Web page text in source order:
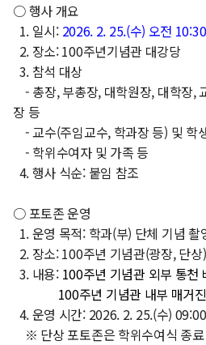
○ 행사 개요
1. 일시: 2026. 2. 25.(수) 오전
2. 장소: 100주년기념관 대강당
3. 참석 대상
- 총장, 부총장, 대학원장, 대학장,
장 등
-교수(주임교수, 학과장 등) 및 학
- 학위수여자 및 가족 등
4. 행사 식순: 붙임 참조
○ 포토존 운영
1. 운영 목적: 학과(부) 단체 기념 촬
2. 장소: 100주년 기념관(광장, 단상)
3. 내용: 100주년 기념관 외부 통천
100주년 기념관 내부 매거진
4. 운영 시간: 2026. 2. 25.(수)
※ 단상 포토존은 학위수여식 종